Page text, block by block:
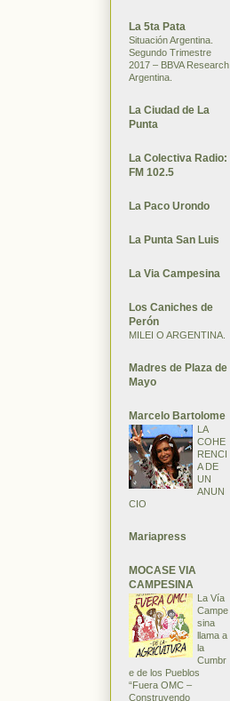
La 5ta Pata
Situación Argentina.
Segundo Trimestre
2017 – BBVA Research
Argentina.
La Ciudad de La
Punta
La Colectiva Radio:
FM 102.5
La Paco Urondo
La Punta San Luis
La Via Campesina
Los Caniches de
Perón
MILEI O ARGENTINA.
Madres de Plaza de
Mayo
Marcelo Bartolome
LA
COHE
RENCI
A DE
UN
ANUN
CIO
Mariapress
MOCASE VIA
CAMPESINA
La Vía
Campe
sina
llama a
la
Cumbr
e de los Pueblos
“Fuera OMC –
Construyendo